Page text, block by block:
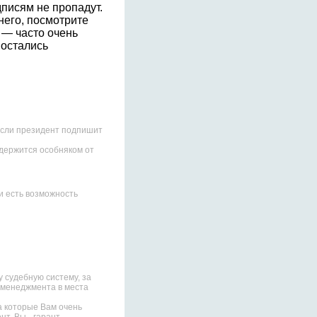
не пропадут.
посмотрите
часто очень
УДО в нашем
президент подпишит
особняком от
возможность
систему, за
в места
Вам очень
Вы - гарант